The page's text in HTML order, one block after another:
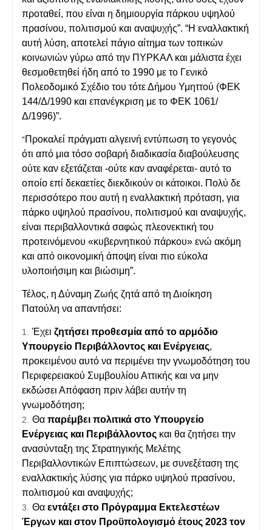
προταθεί, που είναι η δημιουργία πάρκου υψηλού
πρασίνου, πολιτισμού και αναψυχής”. “Η εναλλακτική
αυτή λύση, αποτελεί πάγιο αίτημα των τοπικών
κοινωνιών γύρω από την ΠΥΡΚΑΛ και μάλιστα έχει
θεσμοθετηθεί ήδη από το 1990 με το Γενικό
Πολεοδομικό Σχέδιο του τότε Δήμου Υμηττού (ΦΕΚ
144/Δ/1990 και επανέγκριση με το ΦΕΚ 1061/
Δ/1996)”.
“Προκαλεί πράγματι αλγεινή εντύπωση το γεγονός
ότι από μια τόσο σοβαρή διαδικασία διαβούλευσης
ούτε καν εξετάζεται -ούτε καν αναφέρεται- αυτό το
οποίο επί δεκαετίες διεκδικούν οι κάτοικοι. Πολύ δε
περισσότερο που αυτή η εναλλακτική πρόταση, για
πάρκο υψηλού πρασίνου, πολιτισμού και αναψυχής,
είναι περιβαλλοντικά σαφώς πλεονεκτική του
προτεινόμενου «κυβερνητικού πάρκου» ενώ ακόμη
και από οικονομική άποψη είναι πιο εύκολα
υλοποιήσιμη και βιώσιμη”.
Τέλος, η Δύναμη Ζωής ζητά από τη Διοίκηση
Πατούλη να απαντήσει:
Έχει ζητήσει προθεσμία από το αρμόδιο
Υπουργείο Περιβάλλοντος και Ενέργειας,
προκειμένου αυτό να περιμένει την γνωμοδότηση του
Περιφερειακού Συμβουλίου Αττικής και να μην
εκδώσει Απόφαση πριν λάβει αυτήν τη
γνωμοδότηση;
Θα παρέμβει πολιτικά στο Υπουργείο
Ενέργειας και Περιβάλλοντος και θα ζητήσει την
ανασύνταξη της Στρατηγικής Μελέτης
Περιβαλλοντικών Επιπτώσεων, με συνεξέταση της
εναλλακτικής λύσης για πάρκο υψηλού πρασίνου,
πολιτισμού και αναψυχής;
Θα εντάξει στο Πρόγραμμα Εκτελεστέων
Έργων και στον Προϋπολογισμό έτους 2023 τον